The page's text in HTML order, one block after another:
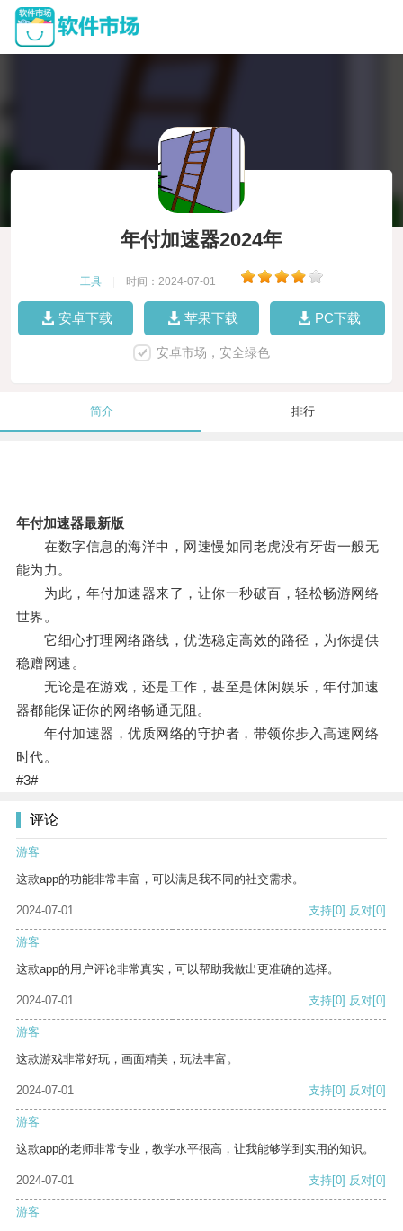
年付加速器2024年
工具 时间：2024-07-01
安卓下载 苹果下载 PC下载
安卓市场，安全绿色
简介 排行
年付加速器最新版
在数字信息的海洋中，网速慢如同老虎没有牙齿一般无
能为力。
为此，年付加速器来了，让你一秒破百，轻松畅游网络
世界。
它细心打理网络路线，优选稳定高效的路径，为你提供
稳赠网速。
无论是在游戏，还是工作，甚至是休闲娱乐，年付加速
器都能保证你的网络畅通无阻。
年付加速器，优质网络的守护者，带领你步入高速网络
时代。
#3#
评论
游客
这款app的功能非常丰富，可以满足我不同的社交需求。
2024-07-01 支持[0] 反对[0]
游客
这款app的用户评论非常真实，可以帮助我做出更准确的选择。
2024-07-01 支持[0] 反对[0]
游客
这款游戏非常好玩，画面精美，玩法丰富。
2024-07-01 支持[0] 反对[0]
游客
这款app的老师非常专业，教学水平很高，让我能够学到实用的知识。
2024-07-01 支持[0] 反对[0]
游客